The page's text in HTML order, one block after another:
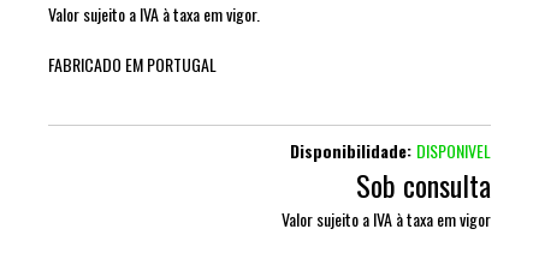
Valor sujeito a IVA à taxa em vigor.
FABRICADO EM PORTUGAL
Disponibilidade: DISPONIVEL
Sob consulta
Valor sujeito a IVA à taxa em vigor